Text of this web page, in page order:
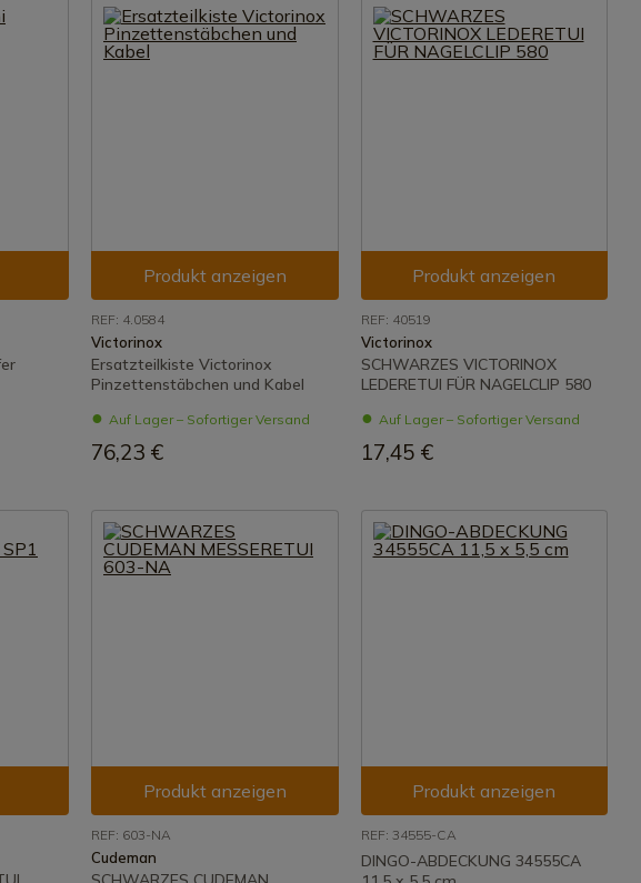
Produkt anzeigen
REF: 4.0584
Victorinox
Ersatzteilkiste Victorinox
Pinzettenstäbchen und Kabel
Auf Lager – Sofortiger Versand
76,23 €
Produkt anzeigen
REF: 40519
Victorinox
SCHWARZES VICTORINOX
LEDERETUI FÜR NAGELCLIP 580
Auf Lager – Sofortiger Versand
17,45 €
Produkt anzeigen
REF: 603-NA
Cudeman
Produkt anzeigen
REF: 34555-CA
DINGO-ABDECKUNG 34555CA